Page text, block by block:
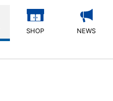
SHOP NEWS